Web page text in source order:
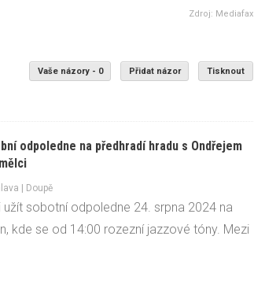
Zdroj: Mediafax
Vaše názory - 0 Přidat názor Tisknout
odpoledne na předhradí hradu s Ondřejem
| Doupě
užít sobotní odpoledne 24. srpna 2024 na
kde se od 14:00 rozezní jazzové tóny. Mezi